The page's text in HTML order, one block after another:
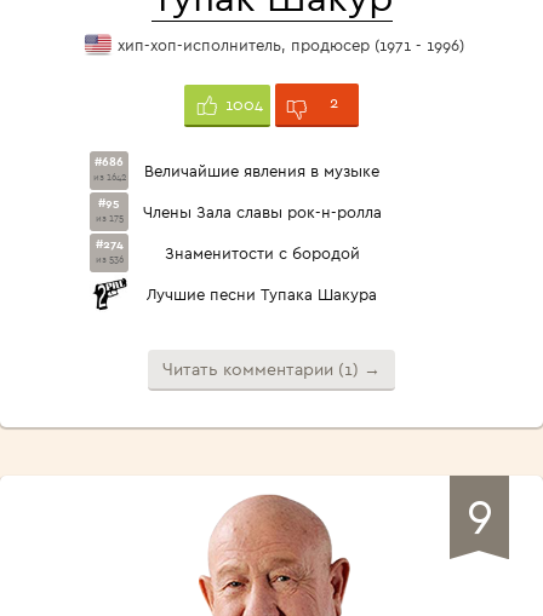
хип-хоп-исполнитель, продюсер (1971 - 1996)
1004 2
#686
из 1642 Величайшие явления в музыке
#95
из 175 Члены Зала славы рок-н-ролла
#274
из 536 Знаменитости с бородой
Лучшие песни Тупака Шакура
Читать комментарии (1) →
9